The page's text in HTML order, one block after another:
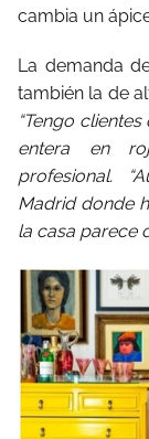
cambia un
La demanda
también la de
“Tengo
entera en
profesional.
Madrid donde
la casa parece